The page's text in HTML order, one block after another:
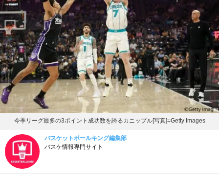
今季リーグ最多の3ポイント成功数を誇るカニップル[写真]=Getty Images
バスケットボールキング編集部
バスケ情報専門サイト